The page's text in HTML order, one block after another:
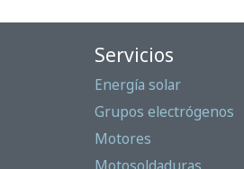
Servicios
Energía solar
Grupos electrógenos
Motores